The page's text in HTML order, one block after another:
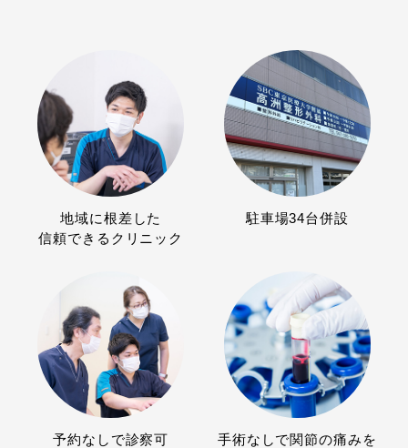
地域に根差した
信頼できるクリニック
駐車場34台併設
予約なしで診察可
手術なしで関節の痛みを